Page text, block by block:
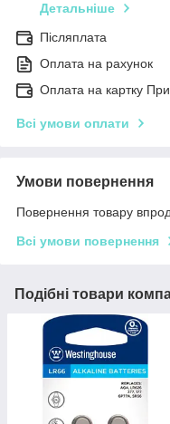
Детальніше
Післяплата
Оплата на рахунок
Оплата на картку
Всі умови оплати
Умови повернення
Повернення товару
Всі умови повернення
Подібні товари